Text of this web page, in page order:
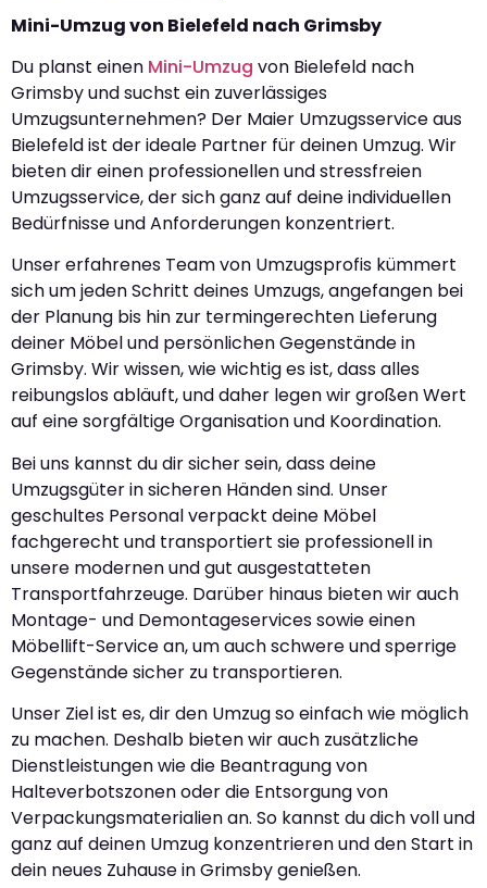
Mini-Umzug von Bielefeld nach Grimsby
Du planst einen Mini-Umzug von Bielefeld nach
Grimsby und suchst ein zuverlässiges
Umzugsunternehmen? Der Maier Umzugsservice aus
Bielefeld ist der ideale Partner für deinen Umzug. Wir
bieten dir einen professionellen und stressfreien
Umzugsservice, der sich ganz auf deine individuellen
Bedürfnisse und Anforderungen konzentriert.
Unser erfahrenes Team von Umzugsprofis kümmert
sich um jeden Schritt deines Umzugs, angefangen bei
der Planung bis hin zur termingerechten Lieferung
deiner Möbel und persönlichen Gegenstände in
Grimsby. Wir wissen, wie wichtig es ist, dass alles
reibungslos abläuft, und daher legen wir großen Wert
auf eine sorgfältige Organisation und Koordination.
Bei uns kannst du dir sicher sein, dass deine
Umzugsgüter in sicheren Händen sind. Unser
geschultes Personal verpackt deine Möbel
fachgerecht und transportiert sie professionell in
unsere modernen und gut ausgestatteten
Transportfahrzeuge. Darüber hinaus bieten wir auch
Montage- und Demontageservices sowie einen
Möbellift-Service an, um auch schwere und sperrige
Gegenstände sicher zu transportieren.
Unser Ziel ist es, dir den Umzug so einfach wie möglich
zu machen. Deshalb bieten wir auch zusätzliche
Dienstleistungen wie die Beantragung von
Halteverbotszonen oder die Entsorgung von
Verpackungsmaterialien an. So kannst du dich voll und
ganz auf deinen Umzug konzentrieren und den Start in
dein neues Zuhause in Grimsby genießen.